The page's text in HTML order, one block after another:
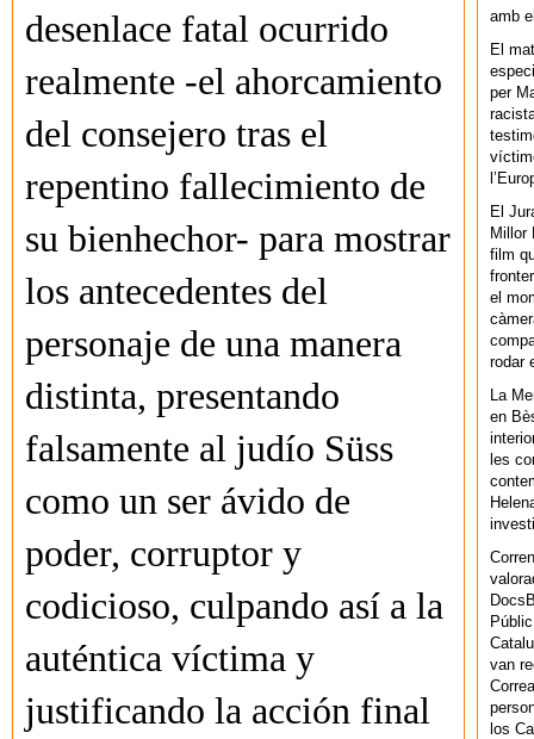
desenlace fatal ocurrido
realmente -el ahorcamiento
del consejero tras el
repentino fallecimiento de
su bienhechor- para mostrar
los antecedentes del
personaje de una manera
distinta, presentando
falsamente al judío Süss
como un ser ávido de
poder, corruptor y
codicioso, culpando así a la
auténtica víctima y
justificando la acción final
amb
El
per
El
Millor
film
el
rodar
La
en
les
van
los